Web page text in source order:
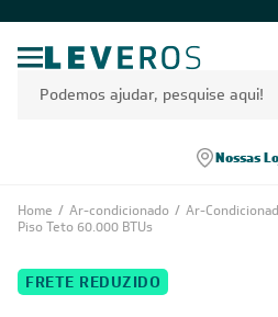
Nossas
Home / Ar-condicionado / Ar-
Piso Teto 60.000 BTUs
FRETE REDUZIDO